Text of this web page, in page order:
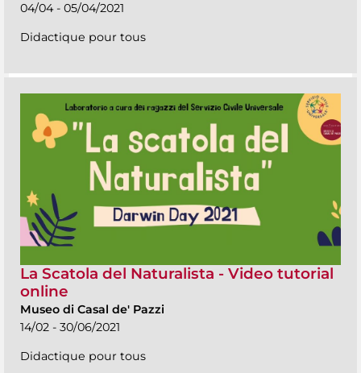
04/04 - 05/04/2021
Didactique pour tous
La Scatola del Naturalista - Video tutorial
online
Museo di Casal de' Pazzi
14/02 - 30/06/2021
Didactique pour tous